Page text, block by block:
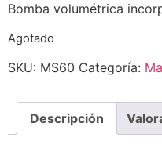
Bomba volumétrica
Agotado
SKU: MS60 Categoría:
Descripción